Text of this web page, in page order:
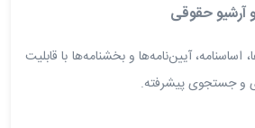
آرشیو حقوقی
اساسنامه، آیین‌نامه‌ها و بخشنامه‌ها با قابلیت
و جستجوی پیشرفته.